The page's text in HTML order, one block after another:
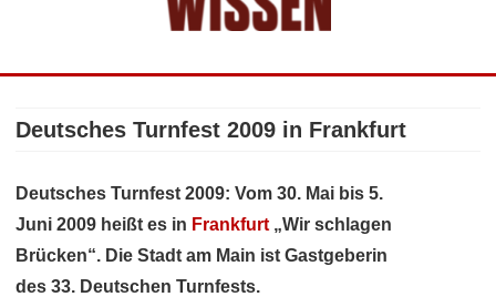
Deutschlands Metropolen
Skip
content
Deutsches Turnfest 2009 in Frankfurt
Deutsches Turnfest 2009: Vom 30. Mai bis 5.
Juni 2009 heißt es in Frankfurt „Wir schlagen
Brücken“. Die Stadt am Main ist Gastgeberin
des 33. Deutschen Turnfests.